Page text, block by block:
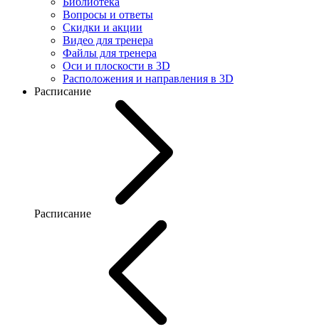
Вопросы и ответы
Скидки и акции
Видео для тренера
Файлы для тренера
Оси и плоскости в 3D
Расположения и направления в 3D
Расписание
Расписание